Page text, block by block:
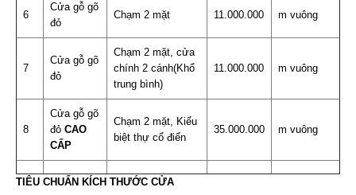
6
Cửa gỗ gõ
đỏ
Chạm 2 mặt 11.000.000 m vuông
7
Cửa gỗ gõ
đỏ
Chạm 2 mặt, cửa
chính 2 cánh(Khổ
trung bình)
11.000.000 m vuông
8
Cửa gỗ gõ
đỏ CAO
CẤP
Chạm 2 mặt, Kiểu
biệt thự cổ điển
35.000.000 m vuông
TIÊU CHUẨN KÍCH THƯỚC CỬA